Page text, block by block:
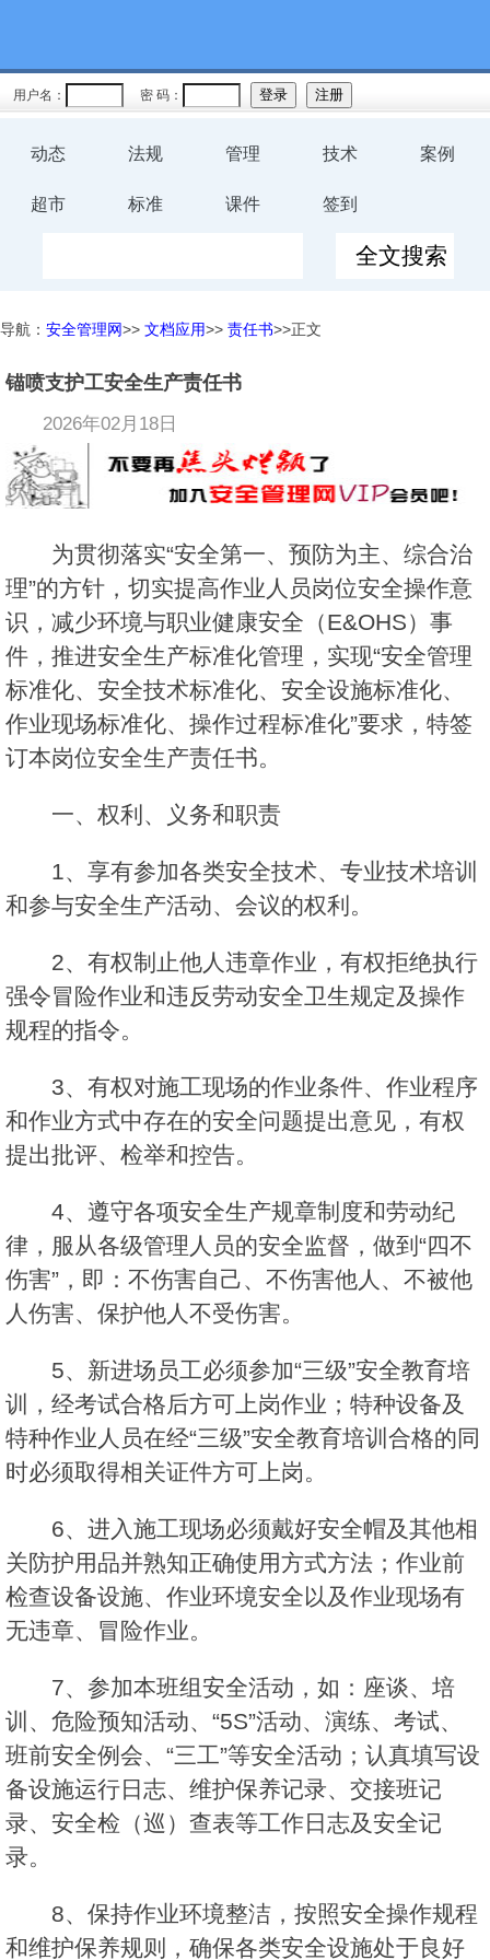
用户名： 密 码：
动态 法规 管理 技术 案例
超市 标准 课件 签到
导航： 安全管理网>> 文档应用>> 责任书>>正文
锚喷支护工安全生产责任书
2026年02月18日
为贯彻落实“安全第一、预防为主、综合治
理”的方针，切实提高作业人员岗位安全操作意
识，减少环境与职业健康安全（E&OHS）事
件，推进安全生产标准化管理，实现“安全管理
标准化、安全技术标准化、安全设施标准化、
作业现场标准化、操作过程标准化”要求，特签
订本岗位安全生产责任书。
一、权利、义务和职责
1、享有参加各类安全技术、专业技术培训
和参与安全生产活动、会议的权利。
2、有权制止他人违章作业，有权拒绝执行
强令冒险作业和违反劳动安全卫生规定及操作
规程的指令。
3、有权对施工现场的作业条件、作业程序
和作业方式中存在的安全问题提出意见，有权
提出批评、检举和控告。
4、遵守各项安全生产规章制度和劳动纪
律，服从各级管理人员的安全监督，做到“四不
伤害”，即：不伤害自己、不伤害他人、不被他
人伤害、保护他人不受伤害。
5、新进场员工必须参加“三级”安全教育培
训，经考试合格后方可上岗作业；特种设备及
特种作业人员在经“三级”安全教育培训合格的同
时必须取得相关证件方可上岗。
6、进入施工现场必须戴好安全帽及其他相
关防护用品并熟知正确使用方式方法；作业前
检查设备设施、作业环境安全以及作业现场有
无违章、冒险作业。
7、参加本班组安全活动，如：座谈、培
训、危险预知活动、“5S”活动、演练、考试、
班前安全例会、“三工”等安全活动；认真填写设
备设施运行日志、维护保养记录、交接班记
录、安全检（巡）查表等工作日志及安全记
录。
8、保持作业环境整洁，按照安全操作规程
和维护保养规则，确保各类安全设施处于良好